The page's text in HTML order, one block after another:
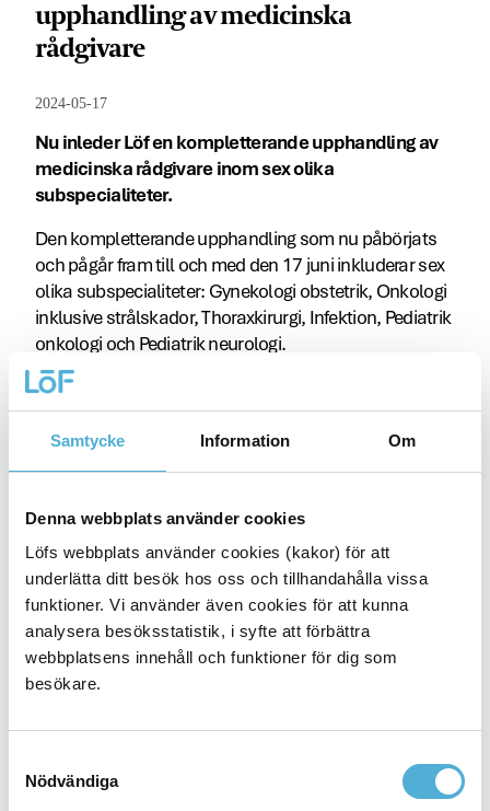
Samtycke Information Om
Denna webbplats använder cookies
Löfs webbplats använder cookies (kakor) för att
underlätta ditt besök hos oss och tillhandahålla vissa
funktioner. Vi använder även cookies för att kunna
analysera besöksstatistik, i syfte att förbättra
webbplatsens innehåll och funktioner för dig som
besökare.
Nödvändiga
upphandling av medicinska
rådgivare
2024-05-17
Nu inleder Löf en kompletterande upphandling av
medicinska rådgivare inom sex olika
subspecialiteter.
Den kompletterande upphandling som nu påbörjats
och pågår fram till och med den 17 juni inkluderar sex
olika subspecialiteter: Gynekologi obstetrik, Onkologi
inklusive strålskador, Thoraxkirurgi, Infektion, Pediatrik
onkologi och Pediatrik neurologi.
Löfs medicinska rådgivare bistår Löf med skriftliga
utlåtanden om en anmäld skada uppfyller kriterierna
för ersättning, samt agerar rådgivande i
skaderegleringsärenden.
Vidare information om upphandlingen återfinns via
Skriv ut